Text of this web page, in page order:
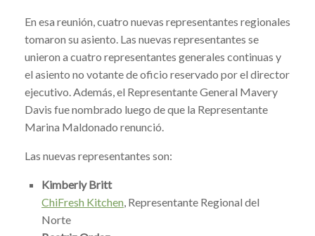
En esa reunión, cuatro nuevas representantes regionales
tomaron su asiento. Las nuevas representantes se
unieron a cuatro representantes generales continuas y
el asiento no votante de oficio reservado por el director
ejecutivo. Además, el Representante General Mavery
Davis fue nombrado luego de que la Representante
Marina Maldonado renunció.
Las nuevas representantes son:
Kimberly Britt
ChiFresh Kitchen, Representante Regional del
Norte